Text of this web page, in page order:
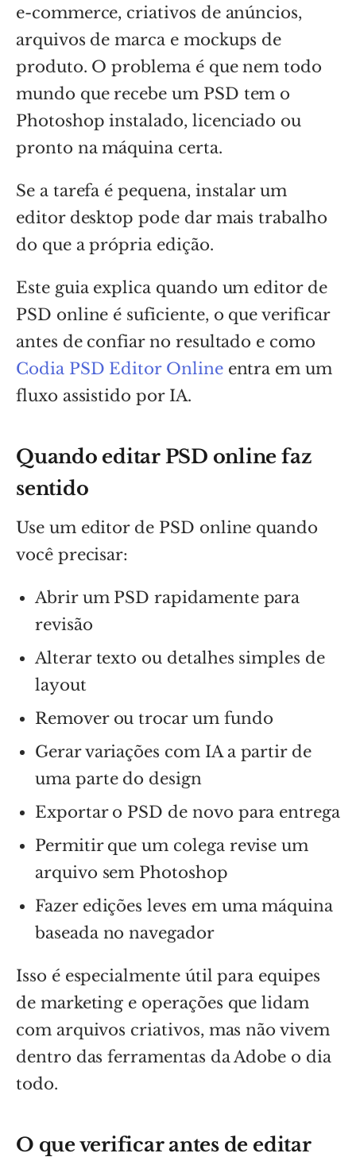
e-commerce, criativos de anúncios,
arquivos de marca e mockups de
produto. O problema é que nem todo
mundo que recebe um PSD tem o
Photoshop instalado, licenciado ou
pronto na máquina certa.
Se a tarefa é pequena, instalar um
editor desktop pode dar mais trabalho
do que a própria edição.
Este guia explica quando um editor de
PSD online é suficiente, o que verificar
antes de confiar no resultado e como
Codia PSD Editor Onlineentra em um
fluxo assistido por IA.
Quando editar PSD online faz
sentido
Use um editor de PSD online quando
você precisar:
Abrir um PSD rapidamente para
revisão
Alterar texto ou detalhes simples de
layout
Remover ou trocar um fundo
Gerar variações com IA a partir de
uma parte do design
Exportar o PSD de novo para entrega
Permitir que um colega revise um
arquivo sem Photoshop
Fazer edições leves em uma máquina
baseada no navegador
Isso é especialmente útil para equipes
de marketing e operações que lidam
com arquivos criativos, mas não vivem
dentro das ferramentas da Adobe o dia
todo.
O que verificar antes de editar